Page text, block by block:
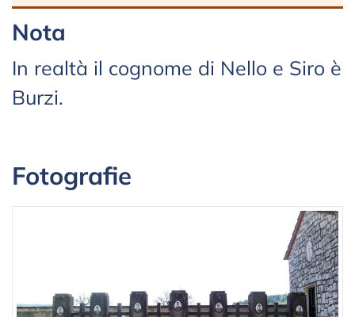
Nota
In realtà il cognome di Nello e Siro è
Burzi.
Fotografie